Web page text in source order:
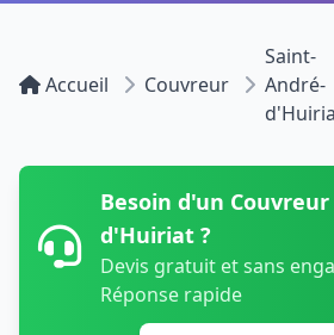
Accueil Couvreur
Saint-
André-
Besoin d'un
d'Huiriat ?
Devis gratuit et sans
Réponse rapide